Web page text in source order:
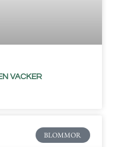
VACKER
BLOMMOR